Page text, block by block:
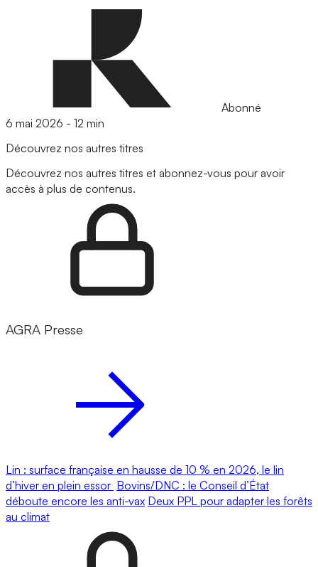
Abonné
6 mai 2026 - 12 min
Découvrez nos autres titres
Découvrez nos autres titres et abonnez-vous pour avoir
accès à plus de contenus.
AGRA Presse
Lin : surface française en hausse de 10 % en 2026, le lin
d’hiver en plein essor Bovins/DNC : le Conseil d’État
déboute encore les anti-vax Deux PPL pour adapter les forêts
au climat